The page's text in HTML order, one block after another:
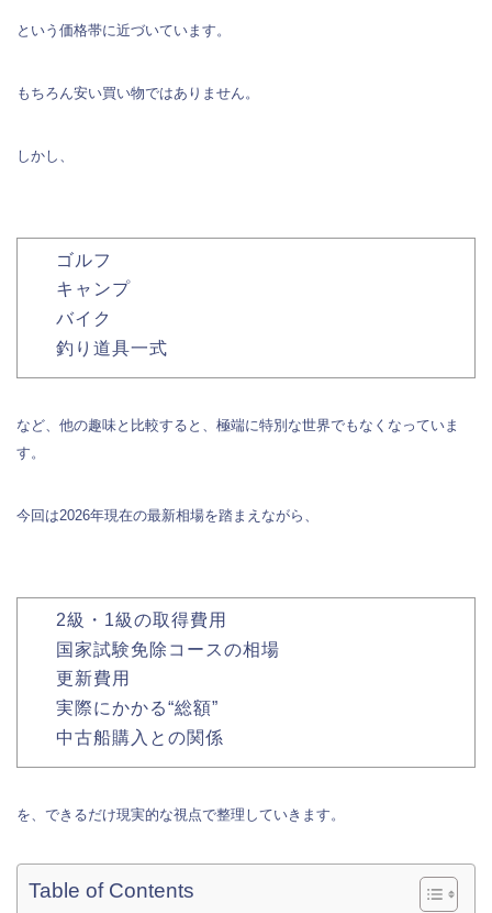
という価格帯に近づいています。
もちろん安い買い物ではありません。
しかし、
ゴルフ
キャンプ
バイク
釣り道具一式
など、他の趣味と比較すると、極端に特別な世界でもなくなっていま
す。
今回は2026年現在の最新相場を踏まえながら、
2級・1級の取得費用
国家試験免除コースの相場
更新費用
実際にかかる“総額”
中古船購入との関係
を、できるだけ現実的な視点で整理していきます。
Table of Contents